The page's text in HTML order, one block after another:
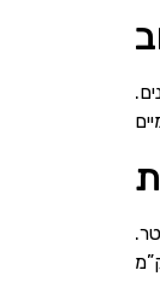
רוחב 71.7 אינץ’, רוחב בסיס גלגלים 106.3 אינץ’ ונפח תא מטען 550 ליטר.